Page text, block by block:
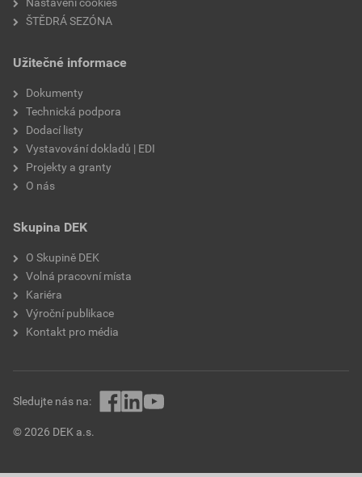
ŠTĚDRÁ SEZÓNA
Užitečné informace
Dokumenty
Technická podpora
Dodací listy
Vystavování dokladů | EDI
Projekty a granty
O nás
Skupina DEK
O Skupině DEK
Volná pracovní místa
Kariéra
Výroční publikace
Kontakt pro média
© 2026 DEK a.s.
Sledujte nás na: